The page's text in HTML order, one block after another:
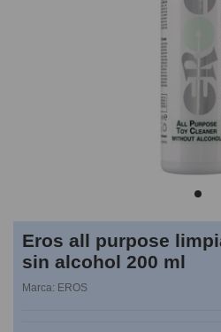
Eros all purpose
sin alcohol 200 ml
Marca: EROS